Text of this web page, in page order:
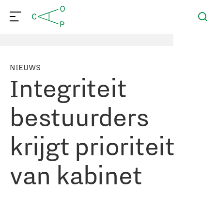
NIEUWS
Integriteit
bestuurders
krijgt prioriteit
van kabinet